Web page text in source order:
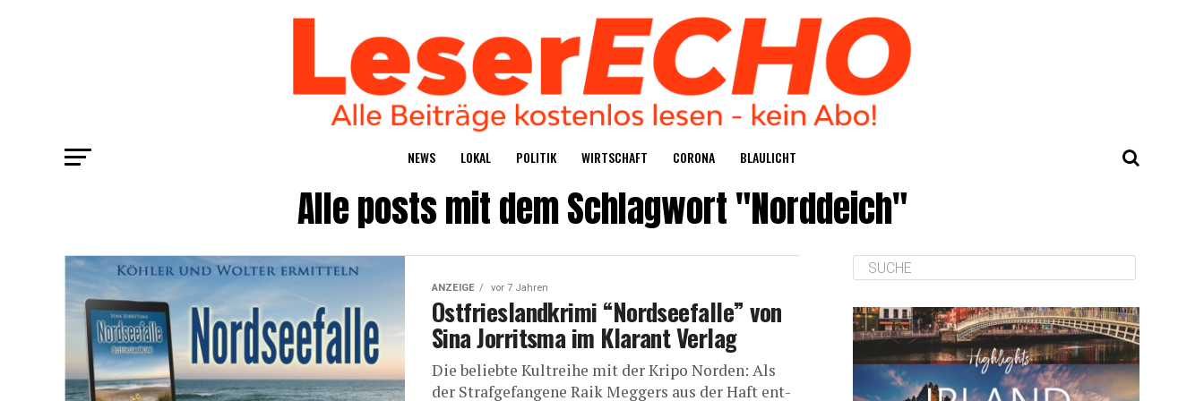
NEWS LOKAL POLI­TIK WIRT­SCHAFT CORO­NA BLAU­LICHT
Alle posts mit dem Schlagwort "Norddeich"
ANZEIGE vor 7 Jahren
Ost­fries­land­kri­mi “Nord­see­fal­le” von
Sina Jor­rit­s­ma im Klar­ant Verlag
Die belieb­te Kult­rei­he mit der Kri­po Nor­den: Als
der Straf­ge­fan­ge­ne Raik Meg­gers aus der Haft ent­